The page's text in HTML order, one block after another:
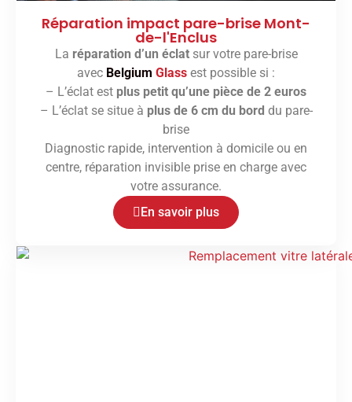
Réparation impact pare-brise Mont-
de-l'Enclus
La réparation d’un éclatsur votre pare-brise
avec Belgium Glass est possible si :
– L’éclat est plus petit qu’une pièce de 2 euros
– L’éclat se situe à plus de 6 cm du bord du pare-
brise
Diagnostic rapide, intervention à domicile ou en
centre, réparation invisible prise en charge avec
votre assurance.
En savoir plus